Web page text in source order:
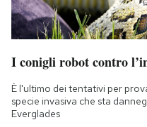
I conigli robot contro
È l'ultimo dei tentativi per
specie invasiva che sta
Everglades